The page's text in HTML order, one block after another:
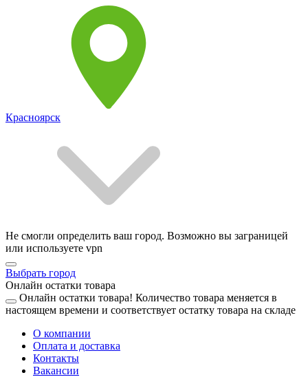
Красноярск
Не смогли определить ваш город. Возможно вы заграницей
или используете vpn
Выбрать город
Онлайн остатки товара
Онлайн остатки товара! Количество товара меняется в
настоящем времени и соответствует остатку товара на складе
О компании
Оплата и доставка
Контакты
Вакансии